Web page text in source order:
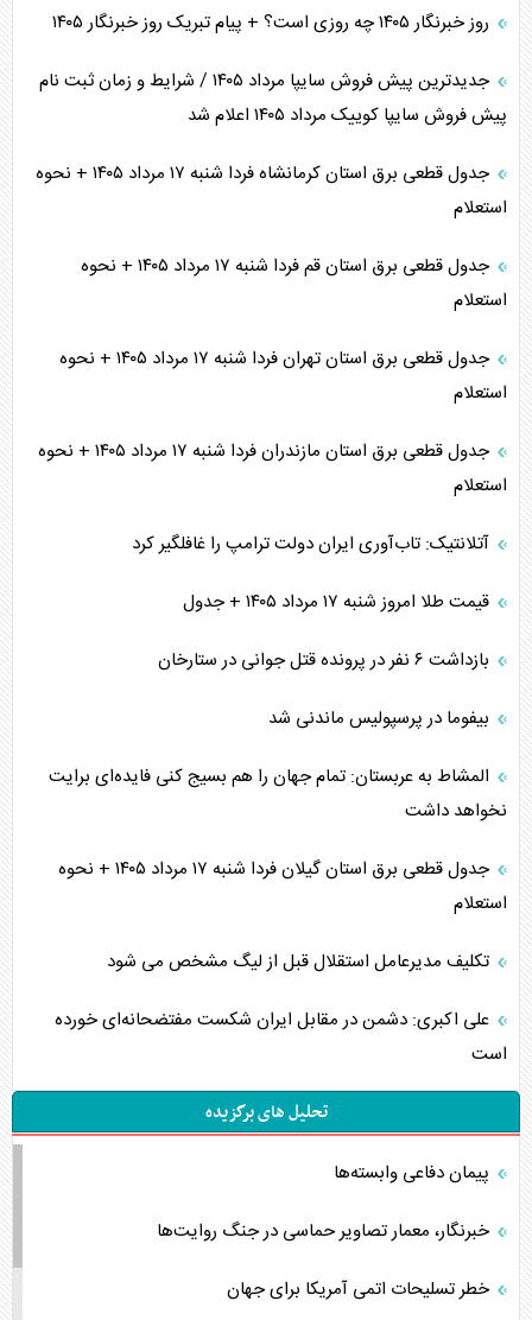
روز خبرنگار ۱۴۰۵ چه روزی است؟ + پیام تبریک روز خبرنگار ۱۴۰۵
جدیدترین پیش فروش سایپا مرداد ۱۴۰۵ / شرایط و زمان ثبت نام
پیش فروش سایپا کوییک مرداد ۱۴۰۵ اعلام شد
جدول قطعی برق استان کرمانشاه فردا شنبه ۱۷ مرداد ۱۴۰۵ + نحوه
استعلام
جدول قطعی برق استان قم فردا شنبه ۱۷ مرداد ۱۴۰۵ + نحوه
استعلام
جدول قطعی برق استان تهران فردا شنبه ۱۷ مرداد ۱۴۰۵ + نحوه
استعلام
جدول قطعی برق استان مازندران فردا شنبه ۱۷ مرداد ۱۴۰۵ + نحوه
استعلام
آتلانتیک: تاب‌آوری ایران دولت ترامپ را غافلگیر کرد
قیمت طلا امروز شنبه ۱۷ مرداد ۱۴۰۵ + جدول
بازداشت ۶ نفر در پرونده قتل جوانی در ستارخان
بیفوما در پرسپولیس ماندنی شد
المشاط به عربستان: تمام جهان را هم بسیج کنی فایده‌ای برایت
نخواهد داشت
جدول قطعی برق استان گیلان فردا شنبه ۱۷ مرداد ۱۴۰۵ + نحوه
استعلام
تکلیف مدیرعامل استقلال قبل از لیگ مشخص می شود
علی اکبری: دشمن در مقابل ایران شکست مفتضحانه‌ای خورده
است
تحلیل های برگزیده
پیمان دفاعی‌ وابسته‌ها
خبرنگار، معمار تصاویر حماسی در جنگ روایت‌ها
خطر تسلیحات اتمی آمریکا برای جهان